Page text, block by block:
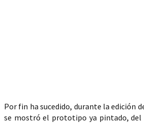
Por fin ha sucedido, durante la edición
se mostró el prototipo ya pintado,